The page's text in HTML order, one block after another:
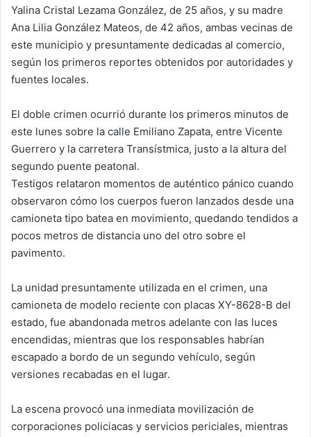
Yalina Cristal Lezama González, de 25 años, y su madre
Ana Lilia González Mateos, de 42 años, ambas vecinas de
este municipio y presuntamente dedicadas al comercio,
según los primeros reportes obtenidos por autoridades y
fuentes locales.
El doble crimen ocurrió durante los primeros minutos de
este lunes sobre la calle Emiliano Zapata, entre Vicente
Guerrero y la carretera Transístmica, justo a la altura del
segundo puente peatonal.
Testigos relataron momentos de auténtico pánico cuando
observaron cómo los cuerpos fueron lanzados desde una
camioneta tipo batea en movimiento, quedando tendidos a
pocos metros de distancia uno del otro sobre el
pavimento.
La unidad presuntamente utilizada en el crimen, una
camioneta de modelo reciente con placas XY-8628-B del
estado, fue abandonada metros adelante con las luces
encendidas, mientras que los responsables habrían
escapado a bordo de un segundo vehículo, según
versiones recabadas en el lugar.
La escena provocó una inmediata movilización de
corporaciones policiacas y servicios periciales, mientras